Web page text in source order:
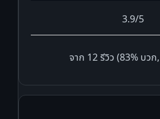
3.9/5
จาก 12 รีวิว (83% บว